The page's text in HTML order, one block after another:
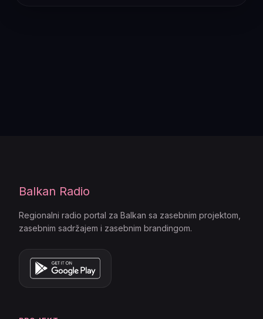
Balkan Radio
Regionalni radio portal za Balkan sa zasebnim projektom,
zasebnim sadržajem i zasebnim brandingom.